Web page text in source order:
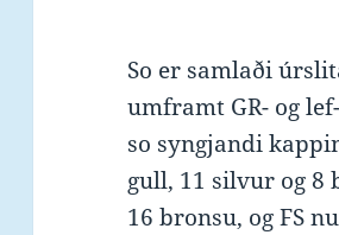
So er samlaði
umframt GR- og
so syngjandi
gull, 11 silvur og 8
16 bronsu, og FS